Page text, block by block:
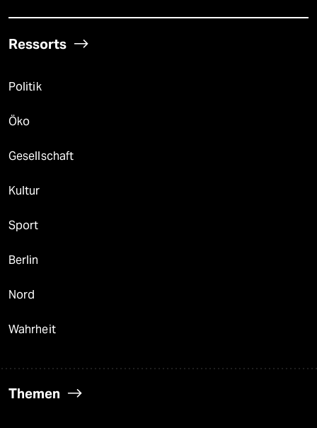
Ressorts
Politik
Öko
Gesellschaft
Kultur
Sport
Berlin
Nord
Wahrheit
Themen